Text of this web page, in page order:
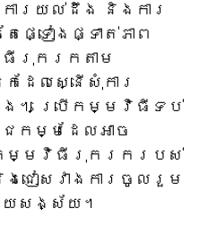
ារយល់ដឹង និងការ
ផ្ទៀងផ្ទាត់ភាព
រុករកតាម
ដែលស្នើសុំការ
ង។ ប្រើកម្មវិធីទប់
ជកម្មដែលអាច
កម្មវិធីរុករករបស់
ៀសវាងការចូលរួម
យសង្ស័យ។